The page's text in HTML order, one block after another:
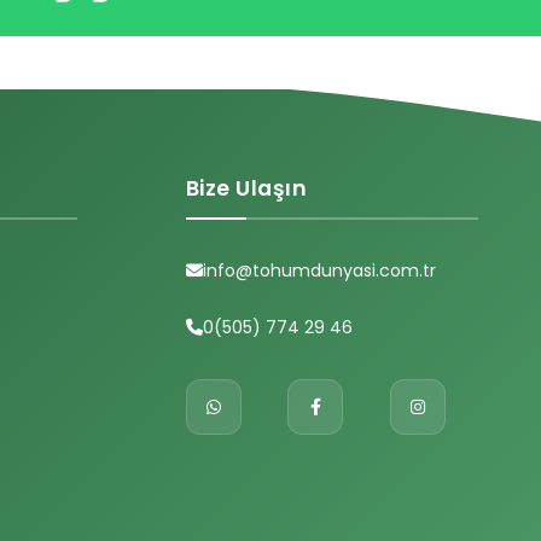
Bize Ulaşın
info@tohumdunyasi.com.tr
0(505) 774 29 46